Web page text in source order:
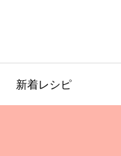
新着レシピ